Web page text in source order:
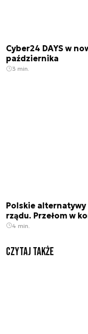
Cyber24 DAYS w
października
3 min.
Polskie
rządu. Przełom w
4 min.
Czytaj także